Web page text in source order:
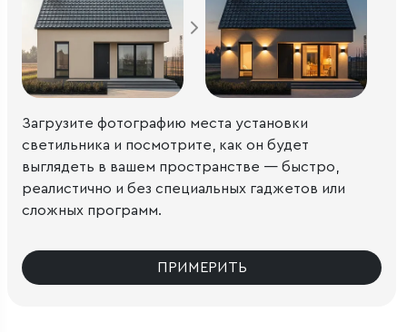
Загрузите фотографию места установки
светильника и посмотрите, как он будет
выглядеть в вашем пространстве — быстро,
реалистично и без специальных гаджетов или
сложных программ.
ПРИМЕРИТЬ